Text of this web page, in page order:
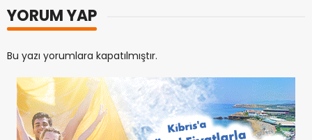
YORUM YAP
Bu yazı yorumlara kapatılmıştır.